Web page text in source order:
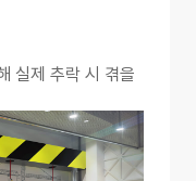
실제 추락 시 겪을